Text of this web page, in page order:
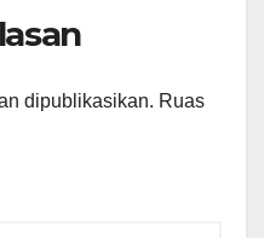
dipublikasikan. Ruas